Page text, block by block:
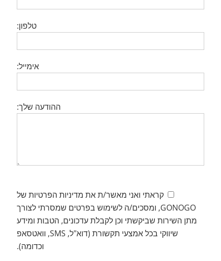
טלפון:
אימייל:
ההודעה שלך:
קראתי ואני מאשר/ת את מדיניות הפרטיות של
GONOGO, ומסכים/ה לשימוש בפרטים שמסרתי לצורך
מתן השירות שביקשתי וכן לקבלת עדכונים, הטבות ומידע
שיווקי בכל אמצעי תקשורת (דוא"ל, SMS, וואטסאפ
וכדומה).